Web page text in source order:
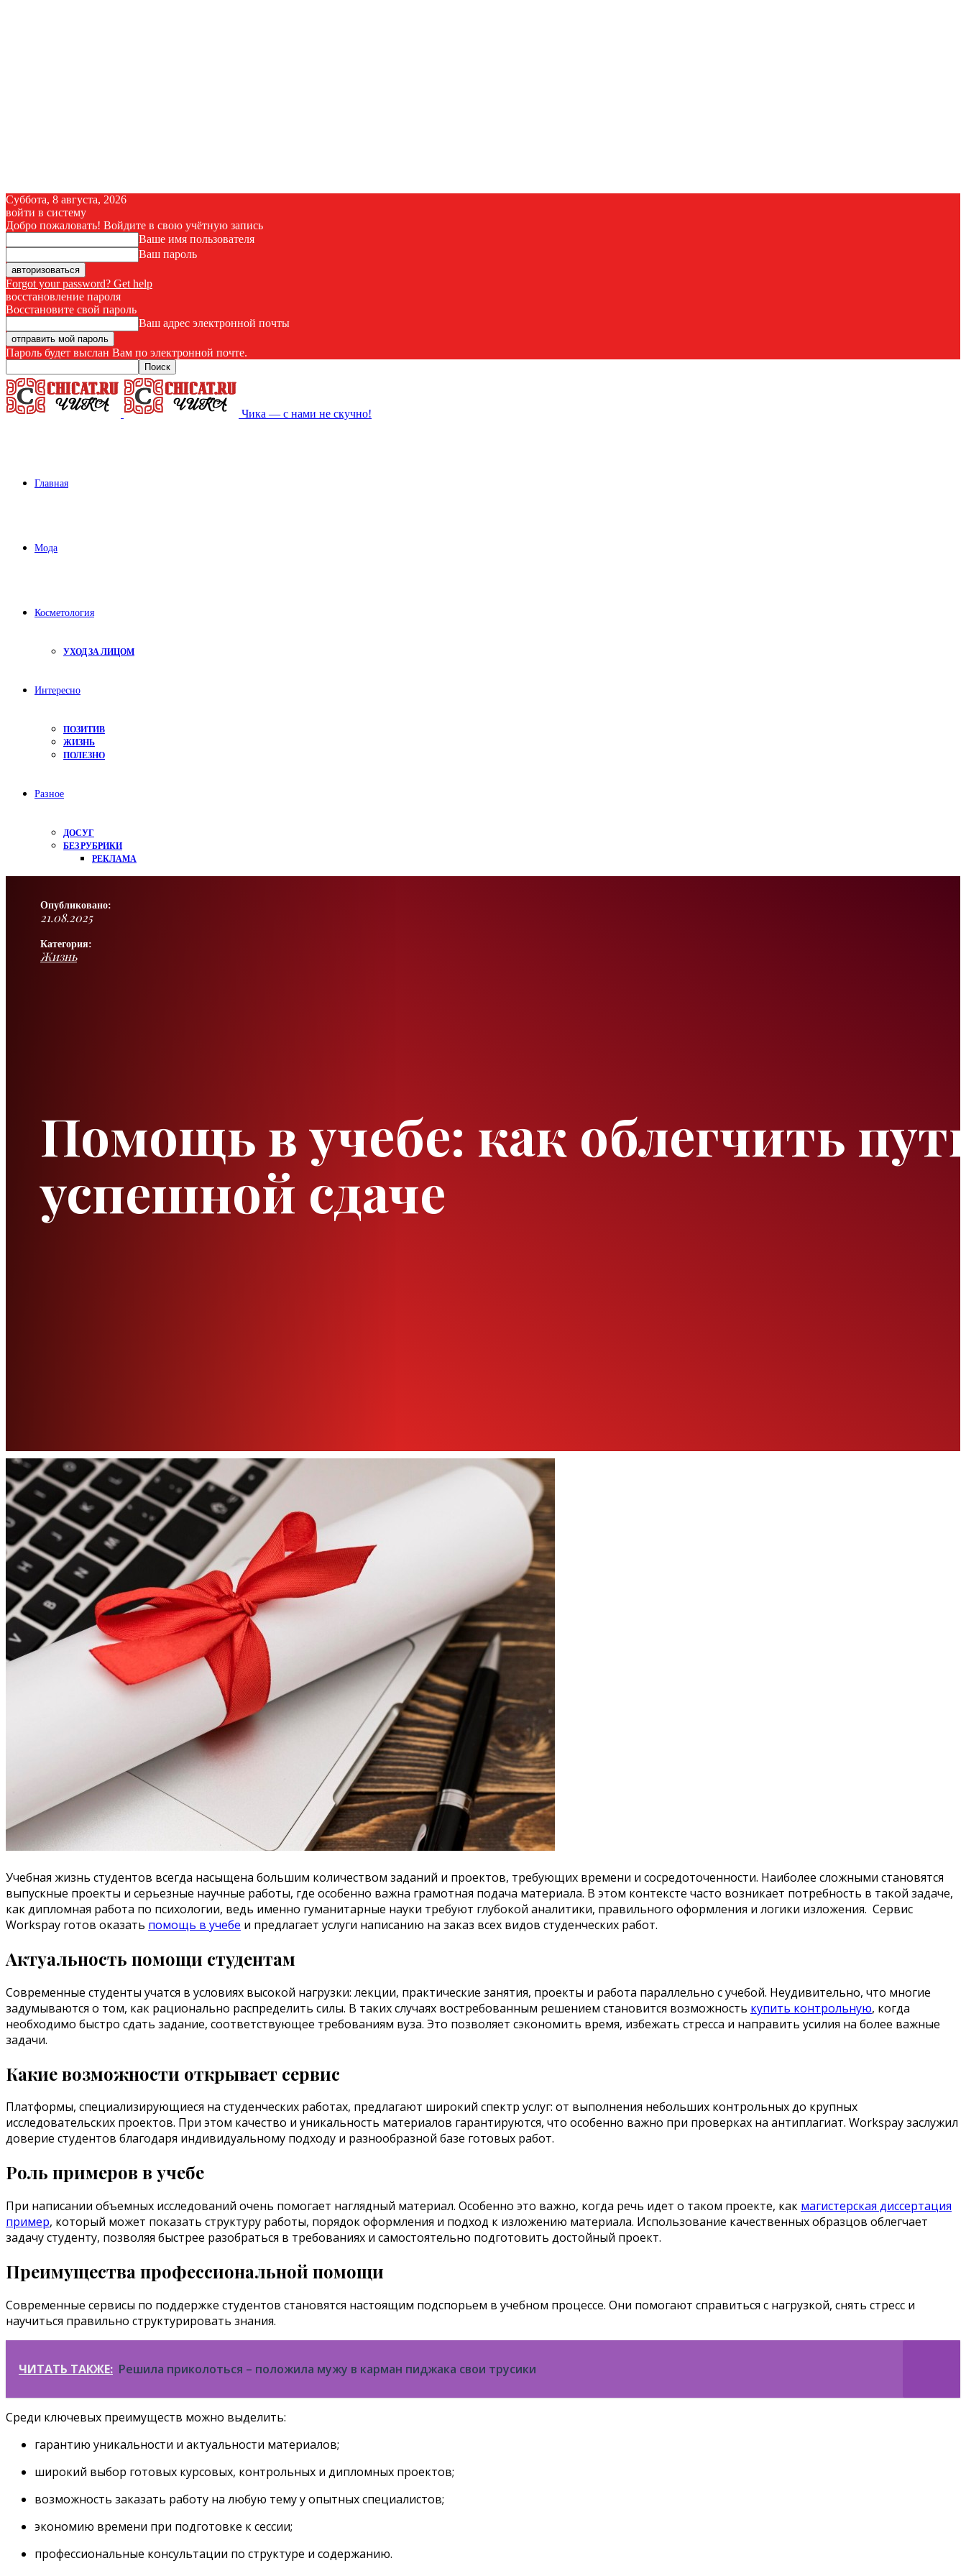
Суббота, 8 августа, 2026
войти в систему
Добро пожаловать! Войдите в свою учётную запись
Ваше имя пользователя
Ваш пароль
Forgot your password? Get help
восстановление пароля
Восстановите свой пароль
Ваш адрес электронной почты
Пароль будет выслан Вам по электронной почте.
Чика — с нами не скучно!
Главная
Мода
Косметология
УХОД ЗА ЛИЦОМ
Интересно
ПОЗИТИВ
ЖИЗНЬ
ПОЛЕЗНО
Разное
ДОСУГ
БЕЗ РУБРИКИ
РЕКЛАМА
Помощь в учебе: как облегчить
успешной сдаче
Опубликовано:
21.08.2025
Категория:
Жизнь
Учебная жизнь студентов всегда насыщена большим количеством заданий и проектов, требующих времени и сосредоточенности. Наиболее сложными становятся
выпускные проекты и серьезные научные работы, где особенно важна грамотная подача материала. В этом контексте часто возникает потребность в такой задаче,
как дипломная работа по психологии, ведь именно гуманитарные науки требуют глубокой аналитики, правильного оформления и логики изложения. Сервис
Workspay готов оказать помощь в учебе и предлагает услуги написанию на заказ всех видов студенческих работ.
Актуальность помощи студентам
Современные студенты учатся в условиях высокой нагрузки: лекции, практические занятия, проекты и работа параллельно с учебой. Неудивительно, что многие
задумываются о том, как рационально распределить силы. В таких случаях востребованным решением становится возможность купить контрольную, когда
необходимо быстро сдать задание, соответствующее требованиям вуза. Это позволяет сэкономить время, избежать стресса и направить усилия на более важные
задачи.
Какие возможности открывает сервис
Платформы, специализирующиеся на студенческих работах, предлагают широкий спектр услуг: от выполнения небольших контрольных до крупных
исследовательских проектов. При этом качество и уникальность материалов гарантируются, что особенно важно при проверках на антиплагиат. Workspay заслужил
доверие студентов благодаря индивидуальному подходу и разнообразной базе готовых работ.
Роль примеров в учебе
При написании объемных исследований очень помогает наглядный материал. Особенно это важно, когда речь идет о таком проекте, как магистерская диссертация
пример, который может показать структуру работы, порядок оформления и подход к изложению материала. Использование качественных образцов облегчает
задачу студенту, позволяя быстрее разобраться в требованиях и самостоятельно подготовить достойный проект.
Преимущества профессиональной помощи
Современные сервисы по поддержке студентов становятся настоящим подспорьем в учебном процессе. Они помогают справиться с нагрузкой, снять стресс и
научиться правильно структурировать знания.
ЧИТАТЬ ТАКЖЕ: Решила приколоться – положила мужу в карман пиджака свои трусики
Среди ключевых преимуществ можно выделить:
гарантию уникальности и актуальности материалов;
широкий выбор готовых курсовых, контрольных и дипломных проектов;
возможность заказать работу на любую тему у опытных специалистов;
экономию времени при подготовке к сессии;
профессиональные консультации по структуре и содержанию.